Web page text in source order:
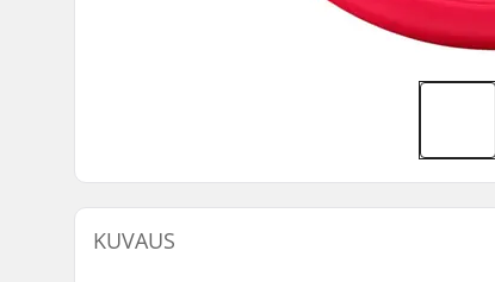
KUVAUS